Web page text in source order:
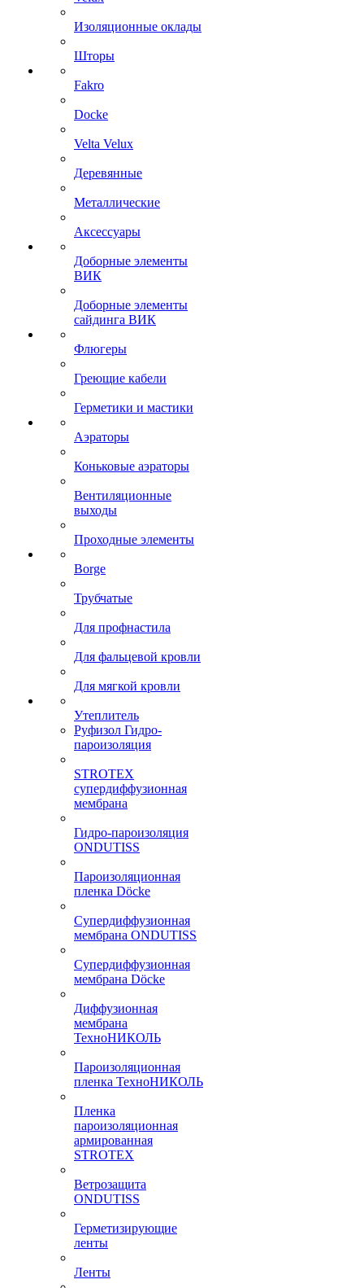
Изоляционные оклады
Шторы
Fakro
Docke
Velta Velux
Деревянные
Металлические
Аксессуары
Доборные элементы
ВИК
Доборные элементы
сайдинга ВИК
Флюгеры
Греющие кабели
Герметики и мастики
Аэраторы
Коньковые аэраторы
Вентиляционные
выходы
Проходные элементы
Borge
Трубчатые
Для профнастила
Для фальцевой кровли
Для мягкой кровли
Утеплитель
Руфизол Гидро-
пароизоляция
STROTEX
супердиффузионная
мембрана
Гидро-пароизоляция
ONDUTISS
Пароизоляционная
пленка Döcke
Супердиффузионная
мембрана ONDUTISS
Супердиффузионная
мембрана Döcke
Диффузионная
мембрана
ТехноНИКОЛЬ
Пароизоляционная
пленка ТехноНИКОЛЬ
Пленка
пароизоляционная
армированная
STROTEX
Ветрозащита
ONDUTISS
Герметизирующие
ленты
Ленты